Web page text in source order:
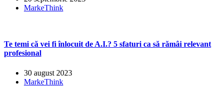
MarkeThink
Te temi că vei fi înlocuit de A.I.? 5 sfaturi ca să rămâi relevant
profesional
30 august 2023
MarkeThink